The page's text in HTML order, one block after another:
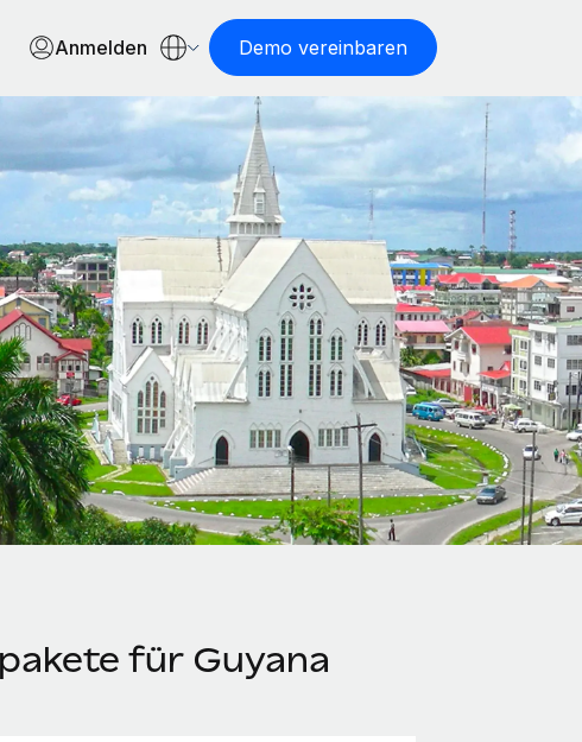
Anmelden Demo vereinbaren
für Guyana